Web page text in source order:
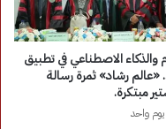
والذكاء الاصطناعي في تطبيق
«عالم رشاد» ثمرة رسالة
مبتكرة.
واحد